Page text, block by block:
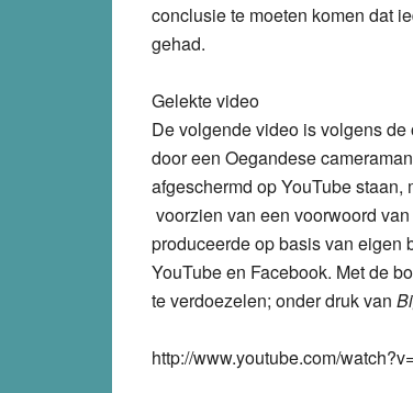
conclusie te moeten komen dat
gehad.
Gelekte video
De volgende video is volgens
door een Oegandese
afgeschermd op YouTube
voorzien van een voorwoord
produceerde op basis van eigen
YouTube en Facebook. Met de
te verdoezelen; onder druk van
http://www.youtube.com/